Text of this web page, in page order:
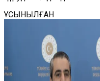
ҰСЫНЫЛҒАН